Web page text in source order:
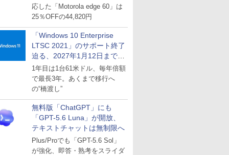
応した「Motorola edge 60」は
25％OFFの44,820円
「Windows 10 Enterprise
LTSC 2021」のサポート終了
迫る、2027年1月12日まで
～ESUは9月1日から販売
1年目は1台61米ドル、毎年倍額
で最長3年。あくまで移行へ
の“橋渡し”
無料版「ChatGPT」にも
「GPT-5.6 Luna」が開放、
テキストチャットは無制限へ
Plus/Proでも「GPT-5.6 Sol」
が強化、即答・熟考をスライダ